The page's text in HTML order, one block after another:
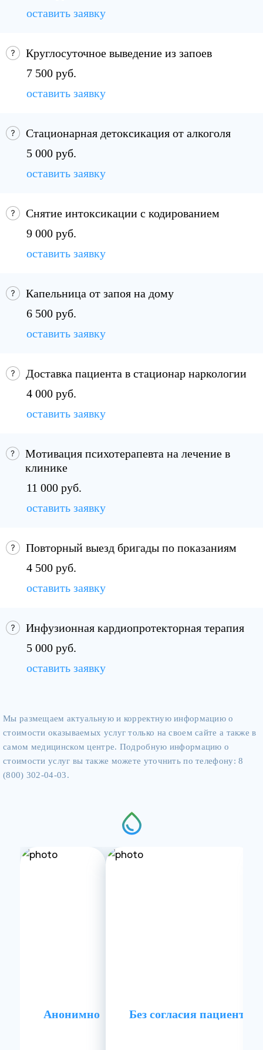
оставить заявку
Круглосуточное выведение из запоев
7 500 руб.
оставить заявку
Стационарная детоксикация от алкоголя
5 000 руб.
оставить заявку
Снятие интоксикации с кодированием
9 000 руб.
оставить заявку
Капельница от запоя на дому
6 500 руб.
оставить заявку
Доставка пациента в стационар наркологии
4 000 руб.
оставить заявку
Мотивация психотерапевта на лечение в
клинике
11 000 руб.
оставить заявку
Повторный выезд бригады по показаниям
4 500 руб.
оставить заявку
Инфузионная кардиопротекторная терапия
5 000 руб.
оставить заявку
Мы размещаем актуальную и корректную информацию о
стоимости оказываемых услуг только на своем сайте а также в
самом медицинском центре. Подробную информацию о
стоимости услуг вы также можете уточнить по телефону: 8
(800) 302-04-03.
Анонимно Без согласия пациента